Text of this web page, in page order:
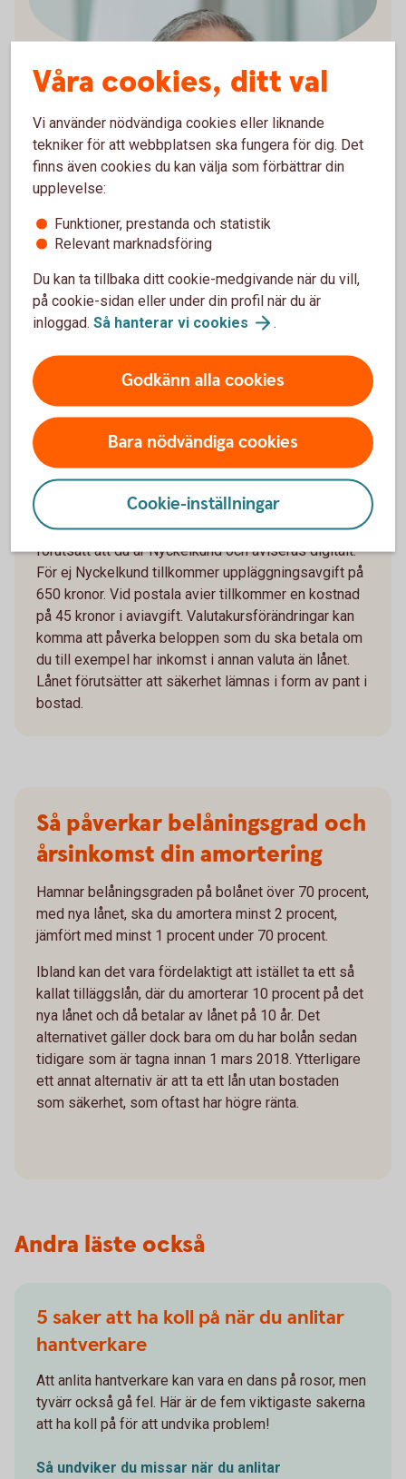
Arturo Arques
Räkneexempel bolån
Ett lånebelopp på 1 000 000 kronor, till 3,89 %
ränta (3 mån bunden, listränta senast ändrad
2026-05-29), med rak amortering
återbetalningstid 50 år, effektiv ränta: 3,96 % (ej
Nyckelkund 3,96 %).
Första månadsbetalningen inklusive amortering
är 4 908 kronor, sista månadsbetalningen
inklusive amortering är 1 672 kronor, totalt
belopp att betala om räntan är oförändrad under
lånets löptid är 1 974 121 kronor. Antalet
avbetalningar är 600 stycken.
Exemplet bygger på månatliga aviseringar, utan
uppläggningsavgift eller aviseringskostnad,
förutsatt att du är Nyckelkund och aviseras digitalt.
För ej Nyckelkund tillkommer uppläggningsavgift på
650 kronor. Vid postala avier tillkommer en kostnad
på 45 kronor i aviavgift. Valutakursförändringar kan
komma att påverka beloppen som du ska betala om
du till exempel har inkomst i annan valuta än lånet.
Lånet förutsätter att säkerhet lämnas i form av pant i
bostad.
Så påverkar belåningsgrad och
årsinkomst din amortering
Hamnar belåningsgraden på bolånet över 70 procent,
med nya lånet, ska du amortera minst 2 procent,
jämfört med minst 1 procent under 70 procent.
Ibland kan det vara fördelaktigt att istället ta ett så
kallat tilläggslån, där du amorterar 10 procent på det
nya lånet och då betalar av lånet på 10 år. Det
alternativet gäller dock bara om du har bolån sedan
tidigare som är tagna innan 1 mars 2018. Ytterligare
ett annat alternativ är att ta ett lån utan bostaden
som säkerhet, som oftast har högre ränta.
Andra läste också
5 saker att ha koll på när du anlitar
hantverkare
Att anlita hantverkare kan vara en dans på rosor, men
tyvärr också gå fel. Här är de fem viktigaste sakerna
att ha koll på för att undvika problem!
Så undviker du missar när du anlitar
Våra cookies, ditt val
Vi använder nödvändiga cookies eller liknande
tekniker för att webbplatsen ska fungera för dig. Det
finns även cookies du kan välja som förbättrar din
upplevelse:
Funktioner, prestanda och statistik
Relevant marknadsföring
Du kan ta tillbaka ditt cookie-medgivande när du vill,
på cookie-sidan eller under din profil när du är
inloggad. Så hanterar vi cookies .
Godkänn alla cookies
Bara nödvändiga cookies
Cookie-inställningar